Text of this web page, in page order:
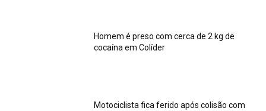
Homem é preso com cerca de 2 kg de
cocaína em Colíder
Motociclista fica ferido após colisão com